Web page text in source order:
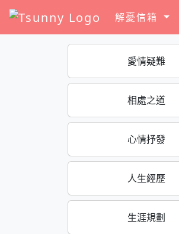
解憂信箱
愛情疑難
相處之道
心情抒發
人生經歷
生涯規劃